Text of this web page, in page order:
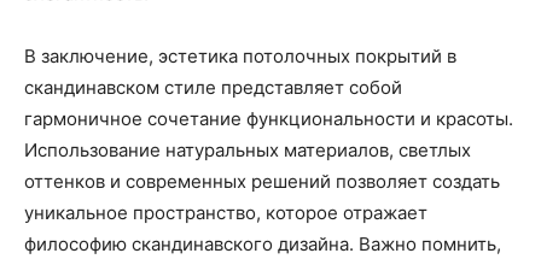
В заключение, эстетика потолочных покрытий в
скандинавском стиле представляет собой
гармоничное сочетание функциональности и красоты.
Использование натуральных материалов, светлых
оттенков и современных решений позволяет создать
уникальное пространство, которое отражает
философию скандинавского дизайна. Важно помнить,